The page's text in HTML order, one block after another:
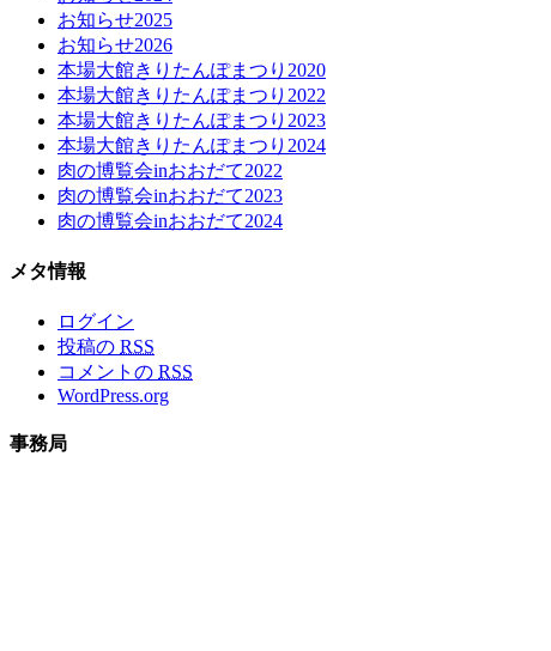
お知らせ2025
お知らせ2026
本場大館きりたんぽまつり2020
本場大館きりたんぽまつり2022
本場大館きりたんぽまつり2023
本場大館きりたんぽまつり2024
肉の博覧会inおおだて2022
肉の博覧会inおおだて2023
肉の博覧会inおおだて2024
メタ情報
ログイン
投稿の RSS
コメントの RSS
WordPress.org
事務局